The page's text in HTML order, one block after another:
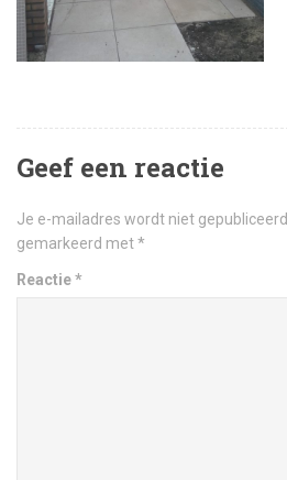
Geef een reactie
Je e-mailadres wordt niet gepubliceerd.
gemarkeerd met*
Reactie*